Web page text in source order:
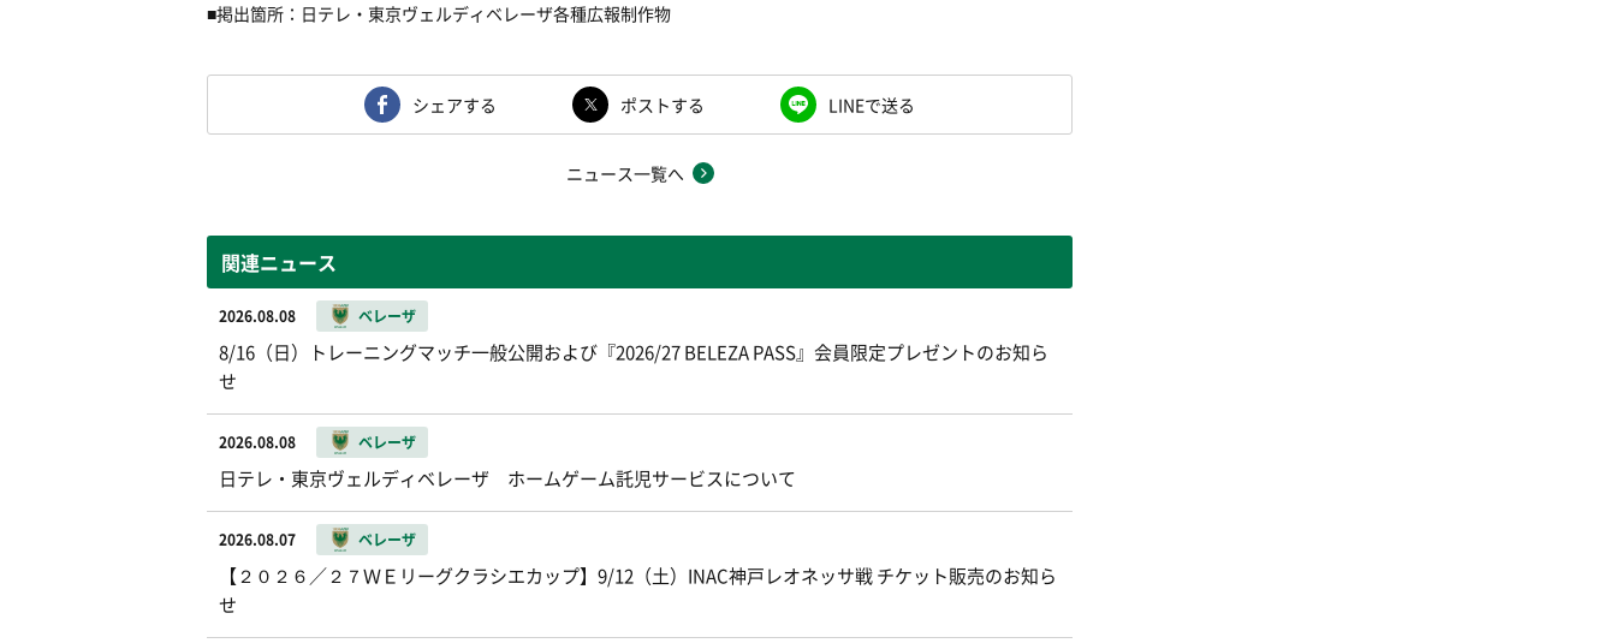
■掲出箇所：日テレ・東京ヴェルディベレーザ各種広報制作物
シェアする ポストする LINEで送る
ニュース一覧へ
関連ニュース
2026.08.08 ベレーザ
8/16（日）トレーニングマッチ一般公開および『2026/27 BELEZA PASS』会員限定プレゼントのお知ら
せ
2026.08.08 ベレーザ
日テレ・東京ヴェルディベレーザ ホームゲーム託児サービスについて
2026.08.07 ベレーザ
【２０２６／２７ＷＥリーグクラシエカップ】9/12（土）INAC神戸レオネッサ戦 チケット販売のお知ら
せ